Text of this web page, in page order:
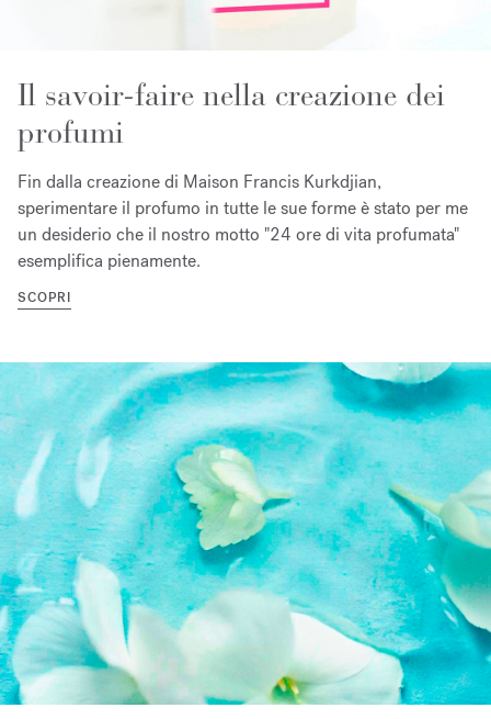
Il savoir-faire nella creazione dei
profumi
Fin dalla creazione di Maison Francis Kurkdjian,
sperimentare il profumo in tutte le sue forme è stato per me
un desiderio che il nostro motto "24 ore di vita profumata"
esemplifica pienamente.
SCOPRI